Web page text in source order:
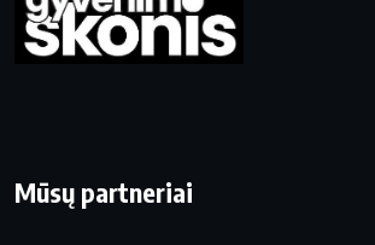
Mūsų partneriai